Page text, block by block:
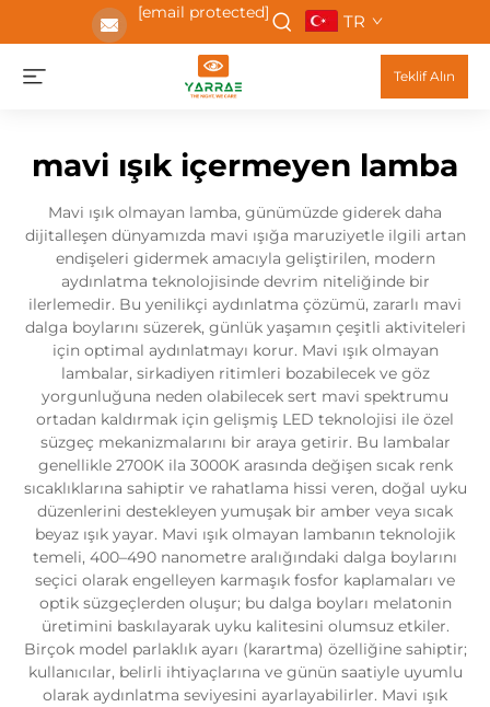
[email protected] TR
Teklif Alın
mavi ışık içermeyen lamba
Mavi ışık olmayan lamba, günümüzde giderek daha
dijitalleşen dünyamızda mavi ışığa maruziyetle ilgili artan
endişeleri gidermek amacıyla geliştirilen, modern
aydınlatma teknolojisinde devrim niteliğinde bir
ilerlemedir. Bu yenilikçi aydınlatma çözümü, zararlı mavi
dalga boylarını süzerek, günlük yaşamın çeşitli aktiviteleri
için optimal aydınlatmayı korur. Mavi ışık olmayan
lambalar, sirkadiyen ritimleri bozabilecek ve göz
yorgunluğuna neden olabilecek sert mavi spektrumu
ortadan kaldırmak için gelişmiş LED teknolojisi ile özel
süzgeç mekanizmalarını bir araya getirir. Bu lambalar
genellikle 2700K ila 3000K arasında değişen sıcak renk
sıcaklıklarına sahiptir ve rahatlama hissi veren, doğal uyku
düzenlerini destekleyen yumuşak bir amber veya sıcak
beyaz ışık yayar. Mavi ışık olmayan lambanın teknolojik
temeli, 400–490 nanometre aralığındaki dalga boylarını
seçici olarak engelleyen karmaşık fosfor kaplamaları ve
optik süzgeçlerden oluşur; bu dalga boyları melatonin
üretimini baskılayarak uyku kalitesini olumsuz etkiler.
Birçok model parlaklık ayarı (karartma) özelliğine sahiptir;
kullanıcılar, belirli ihtiyaçlarına ve günün saatiyle uyumlu
olarak aydınlatma seviyesini ayarlayabilirler. Mavi ışık